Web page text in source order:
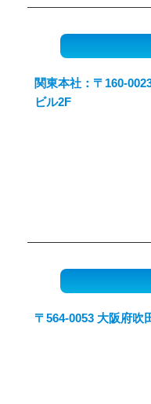
関東本社：〒160-
ビル2F
〒564-0053 大阪府